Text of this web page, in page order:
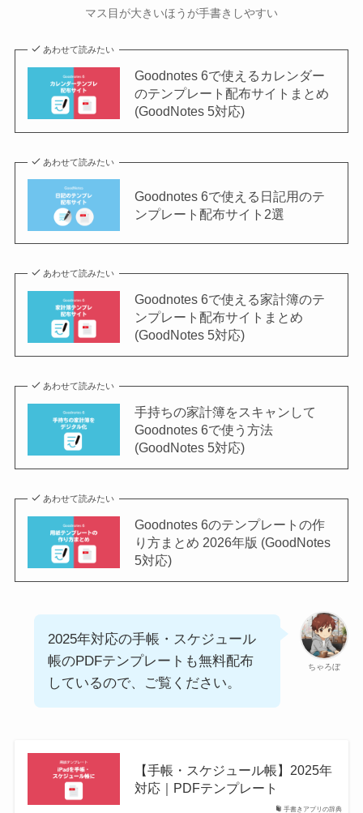
マス目が大きいほうが手書きしやすい
あわせて読みたい
Goodnotes 6で使えるカレンダー
のテンプレート配布サイトまとめ
(GoodNotes 5対応)
あわせて読みたい
Goodnotes 6で使える日記用のテ
ンプレート配布サイト2選
あわせて読みたい
Goodnotes 6で使える家計簿のテ
ンプレート配布サイトまとめ
(GoodNotes 5対応)
あわせて読みたい
手持ちの家計簿をスキャンして
Goodnotes 6で使う方法
(GoodNotes 5対応)
あわせて読みたい
Goodnotes 6のテンプレートの作
り方まとめ 2026年版 (GoodNotes
5対応)
ちゃろぼ
2025年対応の手帳・スケジュール
帳のPDFテンプレートも無料配布
しているので、ご覧ください。
手書きアプリの辞典
【手帳・スケジュール帳】2025年
対応｜PDFテンプレート